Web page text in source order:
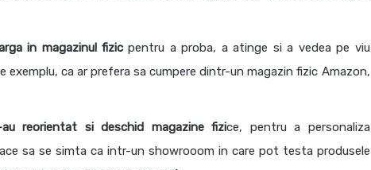
in magazinul fizic pentru a proba, a atinge si a vedea pe viu
exemplu, ca ar prefera sa cumpere dintr-un magazin fizic Amazon,
reorientat si deschid magazine fizice, pentru a personaliza
sa se simta ca intr-un showrooom in care pot testa produsele